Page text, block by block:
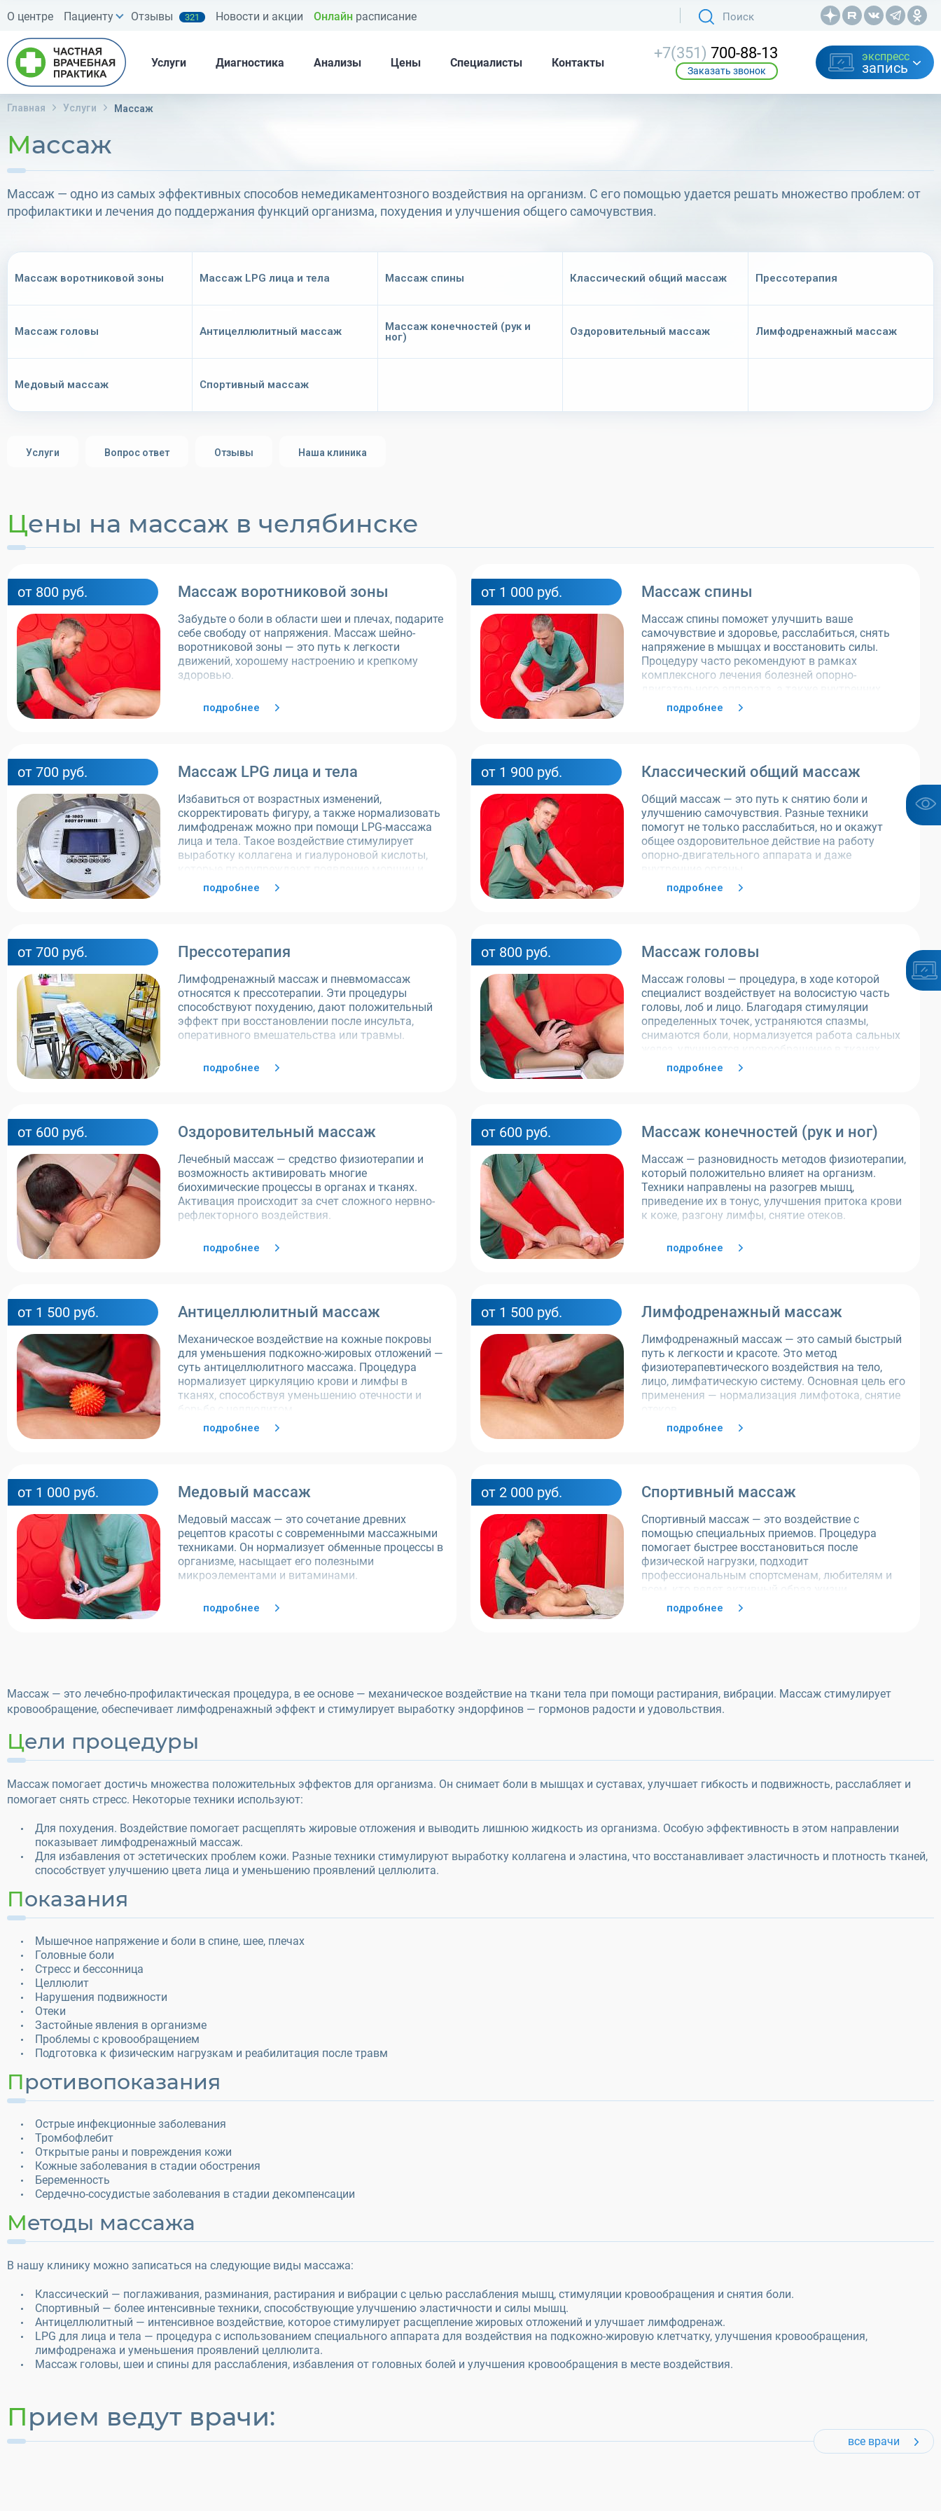
О центре Пациенту Отзывы 321 Новости и акции Онлайн расписание
Услуги Диагностика Анализы Цены Специалисты Контакты
+7(351) 700-88-13
Заказать звонок
экспресс
запись
Главная Услуги Массаж
Массаж
Массаж — одно из самых эффективных способов немедикаментозного воздействия на организм. С его помощью удается решать множество проблем: от
профилактики и лечения до поддержания функций организма, похудения и улучшения общего самочувствия.
Массаж воротниковой зоны Массаж LPG лица и тела Массаж спины Классический общий массаж Прес­со­те­ра­пия
Массаж головы Антицеллюлитный массаж
Массаж конечностей (рук и
ног)
Оздоровительный массаж Лимфодренажный массаж
Медовый массаж Спортивный массаж
Услуги Вопрос ответ Отзывы Наша клиника
Цены на массаж в челябинске
Массаж воротниковой зоны
от 800 руб.
Забудьте о боли в области шеи и плечах, подарите
себе свободу от напряжения. Массаж шейно-
воротниковой зоны — это путь к легкости
движений, хорошему настроению и крепкому
здоровью.
подробнее
Массаж спины
от 1 000 руб.
Массаж спины поможет улучшить ваше
самочувствие и здоровье, расслабиться, снять
напряжение в мышцах и восстановить силы.
Процедуру часто рекомендуют в рамках
комплексного лечения болезней опорно-
органов.подробнее
Массаж LPG лица и тела
от 700 руб.
Избавиться от возрастных изменений,
скорректировать фигуру, а также нормализовать
лимфодренаж можно при помощи LPG-массажа
лица и тела. Такое воздействие стимулирует
выработку коллагена и гиалуроновой кислоты,
других признаков старения.
подробнее
Классический общий массаж
от 1 900 руб.
Общий массаж — это путь к снятию боли и
улучшению самочувствия. Разные техники
помогут не только расслабиться, но и окажут
общее оздоровительное действие на работу
опорно-двигательного аппарата и даже
подробнее
Прессотерапия
от 700 руб.
Лимфодренажный массаж и пневмомассаж
относятся к прессотерапии. Эти процедуры
способствуют похудению, дают положительный
эффект при восстановлении после инсульта,
оперативного вмешательства или травмы.
подробнее
Массаж головы
от 800 руб.
Массаж головы — процедура, в ходе которой
специалист воздействует на волосистую часть
головы, лоб и лицо. Благодаря стимуляции
определенных точек, устраняются спазмы,
снимаются боли, нормализуется работа сальных
желез, улучшается кровообращение в тканях.
подробнее
Оздоровительный массаж
от 600 руб.
Лечебный массаж — средство физиотерапии и
возможность активировать многие
биохимические процессы в органах и тканях.
Активация происходит за счет сложного нервно-
рефлекторного воздействия.
подробнее
Массаж конечностей (рук и ног)
от 600 руб.
Массаж — разновидность методов физиотерапии,
который положительно влияет на организм.
Техники направлены на разогрев мышц,
приведение их в тонус, улучшения притока крови
к коже, разгону лимфы, снятие отеков.
подробнее
Антицеллюлитный массаж
от 1 500 руб.
Механическое воздействие на кожные покровы
для уменьшения подкожно-жировых отложений —
суть антицеллюлитного массажа. Процедура
нормализует циркуляцию крови и лимфы в
тканях, способствуя уменьшению отечности и
борьбе с целлюлитом.
подробнее
Лимфодренажный массаж
от 1 500 руб.
Лимфодренажный массаж — это самый быстрый
путь к легкости и красоте. Это метод
физиотерапевтического воздействия на тело,
лицо, лимфатическую систему. Основная цель его
применения — нормализация лимфотока, снятие
подробнее
Медовый массаж
от 1 000 руб.
Медовый массаж — это сочетание древних
рецептов красоты с современными массажными
техниками. Он нормализует обменные процессы в
организме, насыщает его полезными
микроэлементами и витаминами.
подробнее
Спортивный массаж
от 2 000 руб.
Спортивный массаж — это воздействие с
помощью специальных приемов. Процедура
помогает быстрее восстановиться после
физической нагрузки, подходит
профессиональным спортсменам, любителям и
всем, кто ведет активный образ жизни.
подробнее
Массаж — это лечебно-профилактическая процедура, в ее основе — механическое воздействие на ткани тела при помощи растирания, вибрации. Массаж стимулирует
кровообращение, обеспечивает лимфодренажный эффект и стимулирует выработку эндорфинов — гормонов радости и удовольствия.
Цели процедуры
Массаж помогает достичь множества положительных эффектов для организма. Он снимает боли в мышцах и суставах, улучшает гибкость и подвижность, расслабляет и
помогает снять стресс. Некоторые техники используют:
Для похудения. Воздействие помогает расщеплять жировые отложения и выводить лишнюю жидкость из организма. Особую эффективность в этом направлении
показывает лимфодренажный массаж.
Для избавления от эстетических проблем кожи. Разные техники стимулируют выработку коллагена и эластина, что восстанавливает эластичность и плотность тканей,
способствует улучшению цвета лица и уменьшению проявлений целлюлита.
Показания
Мышечное напряжение и боли в спине, шее, плечах
Головные боли
Стресс и бессонница
Целлюлит
Нарушения подвижности
Отеки
Застойные явления в организме
Проблемы с кровообращением
Подготовка к физическим нагрузкам и реабилитация после травм
Противопоказания
Острые инфекционные заболевания
Тромбофлебит
Открытые раны и повреждения кожи
Кожные заболевания в стадии обострения
Беременность
Сердечно-сосудистые заболевания в стадии декомпенсации
Методы массажа
В нашу клинику можно записаться на следующие виды массажа:
Классический — поглаживания, разминания, растирания и вибрации с целью расслабления мышц, стимуляции кровообращения и снятия боли.
Спортивный — более интенсивные техники, способствующие улучшению эластичности и силы мышц.
Антицеллюлитный — интенсивное воздействие, которое стимулирует расщепление жировых отложений и улучшает лимфодренаж.
LPG для лица и тела — процедура с использованием специального аппарата для воздействия на подкожно-жировую клетчатку, улучшения кровообращения,
лимфодренажа и уменьшения проявлений целлюлита.
Массаж головы, шеи и спины для расслабления, избавления от головных болей и улучшения кровообращения в месте воздействия.
Прием ведут врачи:
все врачи